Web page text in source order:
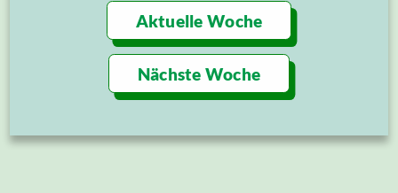
Aktuelle Woche
Nächste Woche